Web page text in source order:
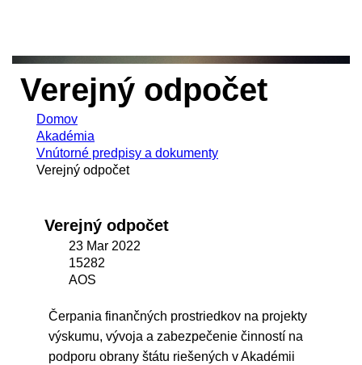
Verejný odpočet
Domov
Akadémia
Vnútorné predpisy a dokumenty
Verejný odpočet
Verejný odpočet
23 Mar 2022
15282
AOS
Čerpania finančných prostriedkov na projekty
výskumu, vývoja a zabezpečenie činností na
podporu obrany štátu riešených v Akadémii